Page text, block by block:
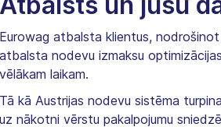
Eurowag atbalsta klientus,
atbalsta nodevu izmaksu
vēlākam laikam.
Tā kā Austrijas nodevu sistēma
uz nākotni vērstu pakalpojumu